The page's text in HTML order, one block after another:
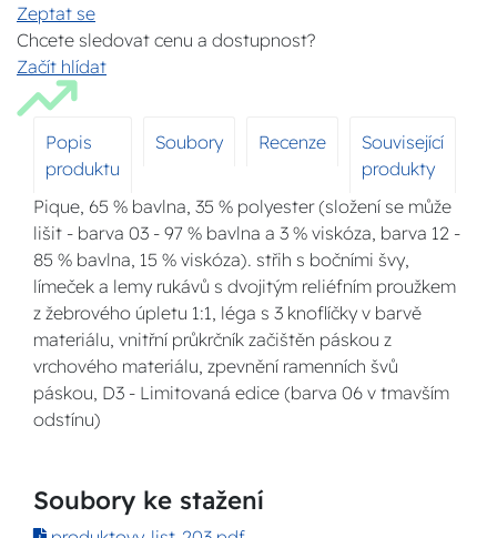
Zeptat se
Chcete sledovat cenu a dostupnost?
Začít hlídat
Popis
produktu
Soubory Recenze
Související
produkty
Pique, 65 % bavlna, 35 % polyester (složení se může
lišit - barva 03 - 97 % bavlna a 3 % viskóza, barva 12 -
85 % bavlna, 15 % viskóza). střih s bočními švy,
límeček a lemy rukávů s dvojitým reliéfním proužkem
z žebrového úpletu 1:1, léga s 3 knoflíčky v barvě
materiálu, vnitřní průkrčník začištěn páskou z
vrchového materiálu, zpevnění ramenních švů
páskou, D3 - Limitovaná edice (barva 06 v tmavším
odstínu)
Soubory ke stažení